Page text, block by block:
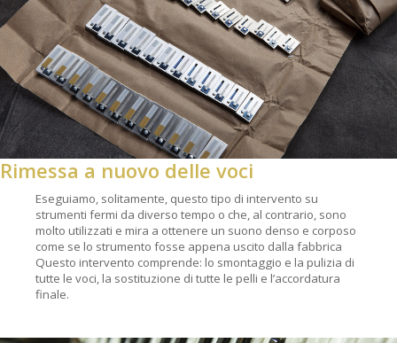
Rimessa a nuovo delle voci
Eseguiamo, solitamente, questo tipo di intervento su
strumenti fermi da diverso tempo o che, al contrario, sono
molto utilizzati e mira a ottenere un suono denso e corposo
come se lo strumento fosse appena uscito dalla fabbrica
Questo intervento comprende: lo smontaggio e la pulizia di
tutte le voci, la sostituzione di tutte le pelli e l’accordatura
finale.